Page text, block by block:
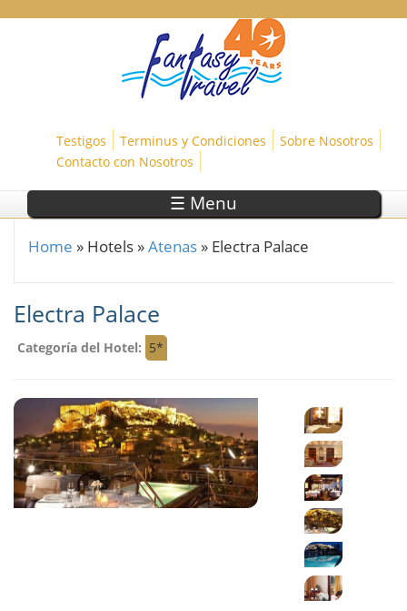
Testigos Terminus y Condiciones
Sobre Nosotros
Contacto con Nosotros
☰ Menu
You are here
Home » Hotels »Atenas » Electra Palace
Electra Palace
Categoría del Hotel: 5*